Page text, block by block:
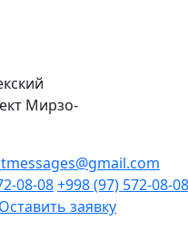
Мирзо-
08-08+998 (97) 572-08-08
Оставить заявку